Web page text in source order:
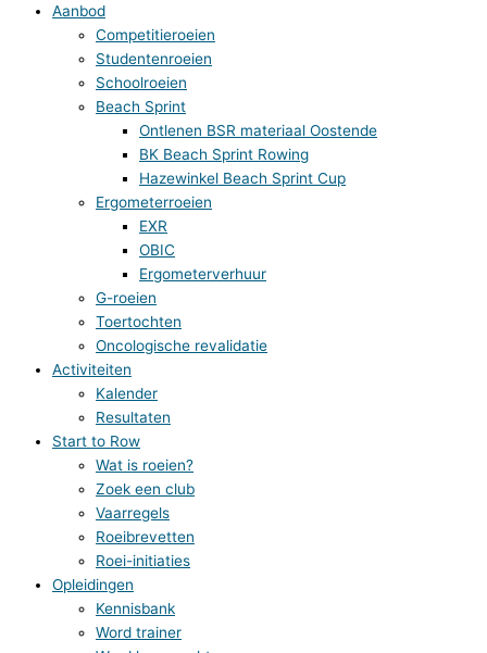
Aanbod
Competitieroeien
Studentenroeien
Schoolroeien
Beach Sprint
Ontlenen BSR materiaal Oostende
BK Beach Sprint Rowing
Hazewinkel Beach Sprint Cup
Ergometerroeien
EXR
OBIC
Ergometerverhuur
G-roeien
Toertochten
Oncologische revalidatie
Activiteiten
Kalender
Resultaten
Start to Row
Wat is roeien?
Zoek een club
Vaarregels
Roeibrevetten
Roei-initiaties
Opleidingen
Kennisbank
Word trainer